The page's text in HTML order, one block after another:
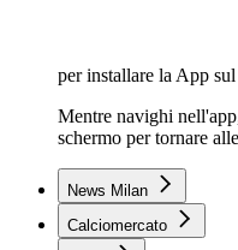
per installare la App
Mentre navighi
schermo per tornare
News Milan
Calciomercato